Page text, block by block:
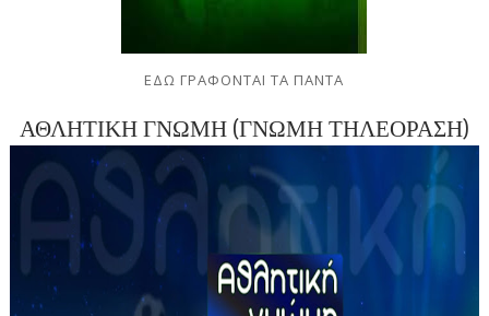
ΕΔΩ ΓΡΑΦΟΝΤΑΙ ΤΑ ΠΑΝΤΑ
ΑΘΛΗΤΙΚΗ ΓΝΩΜΗ (ΓΝΩΜΗ ΤΗΛΕΟΡΑΣΗ)